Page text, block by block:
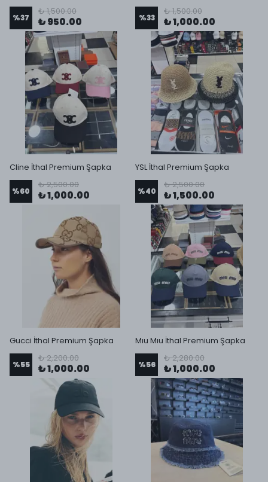
%37
₺ 1,500.00
₺ 950.00 %33
₺ 1,500.00
₺ 1,000.00
Cline İthal Premium Şapka
%60
₺ 2,500.00
₺ 1,000.00
YSL İthal Premium Şapka
%40
₺ 2,500.00
₺ 1,500.00
Gucci İthal Premium Şapka
%55
₺ 2,200.00
₺ 1,000.00
Mıu Mıu İthal Premium Şapka
%56
₺ 2,280.00
₺ 1,000.00